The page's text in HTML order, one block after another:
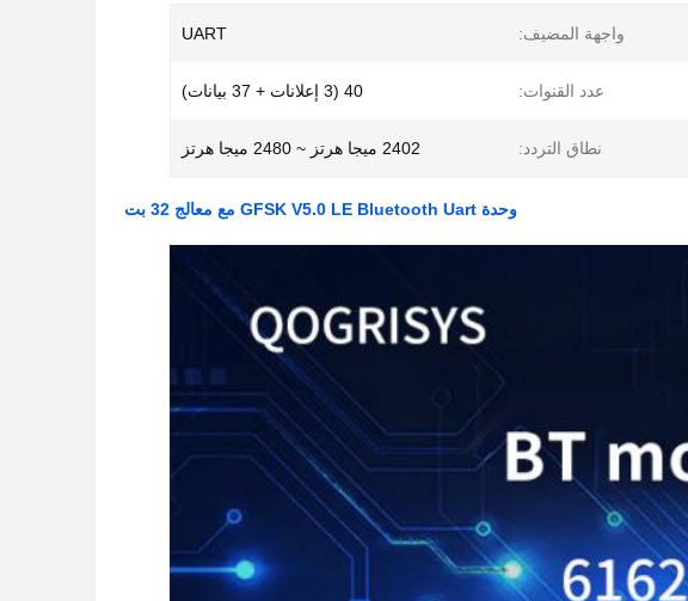
واجهة المضيف: UART
عدد القنوات: 40 (3 إعلانات + 37 بيانات)
نطاق التردد: 2402 ميجا هرتز ~ 2480 ميجا هرتز
وحدة GFSK V5.0 LE Bluetooth Uart مع معالج 32 بت